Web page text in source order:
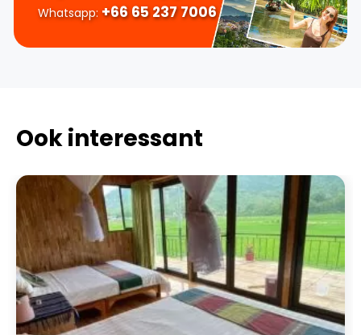
Whatsapp: +66 65 237 7006
Ook interessant